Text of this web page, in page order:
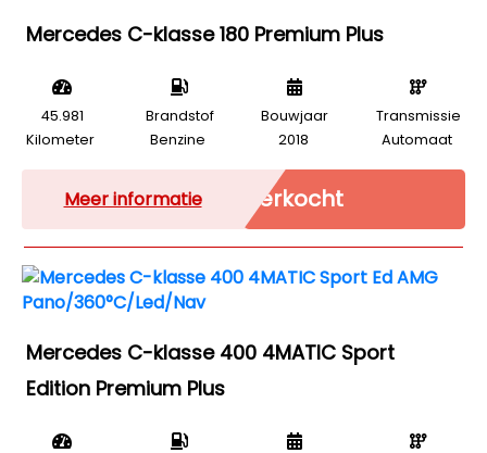
Mercedes C-klasse 180 Premium Plus
45.981
Kilometer
Brandstof
Benzine
Bouwjaar
2018
Transmissie
Automaat
Meer informatie Verkocht
Mercedes C-klasse 400 4MATIC Sport
Edition Premium Plus